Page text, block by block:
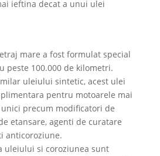
ieftina decat a unui ulei
mare a fost formulat special
peste 100.000 de kilometri.
uleiului sintetic, acest ulei
pentru motoarele mai
precum modificatori de
etansare, agenti de curatare
anticoroziune.
uleiului si coroziunea sunt